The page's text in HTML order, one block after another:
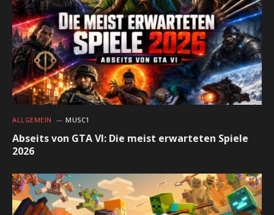
ALLGEMEIN MUSC1
Abseits von GTA VI: Die meist erwarteten Spiele
2026